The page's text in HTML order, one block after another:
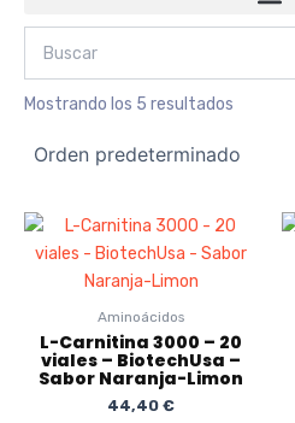
Mostrando los 5 resultados
Aminoácidos
L-Carnitina 3000 – 20
viales – BiotechUsa –
Sabor Naranja-Limon
44,40 €